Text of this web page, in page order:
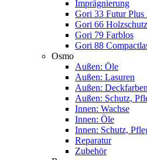
Imprägnierung
Gori 33 Futur Plus
Gori 66
Gori 79 Farblos
Gori 88
Osmo
Außen: Öle
Außen: Lasuren
Außen: Deckfarben
Außen: Schutz,
Innen: Wachse
Innen: Öle
Innen: Schutz,
Reparatur
Zubehör